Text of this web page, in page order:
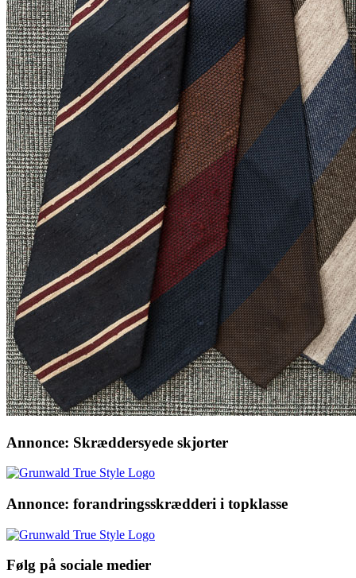
Annonce: Skræddersyede skjorter
Annonce: forandringsskrædderi i topklasse
Følg på sociale medier